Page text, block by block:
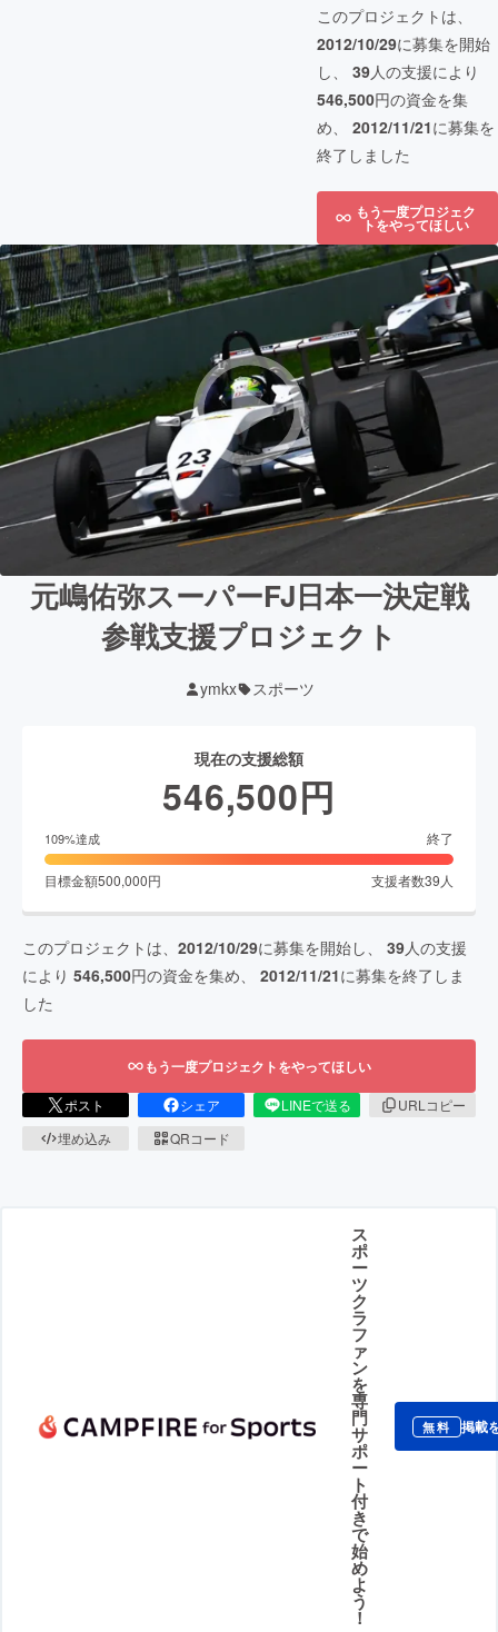
このプロジェクトは、
2012/10/29に募集を開始
し、 39人の支援により
546,500円の資金を集
め、 2012/11/21に募集を
終了しました
もう一度プロジェク
トをやってほしい
元嶋佑弥スーパーFJ日本一決定戦
参戦支援プロジェクト
ymkx スポーツ
現在の支援総額
546,500円
109%達成 終了
目標金額500,000円 支援者数39 人
このプロジェクトは、 2012/10/29に募集を開始し、 39人の支援
により 546,500円の資金を集め、 2012/11/21に募集を終了しま
した
もう一度プロジェクトをやってほしい
ポスト シェア LINEで送る
URLコピー
埋め込み
QRコード
ス
ポ
ー
ツ
ク
ラ
フ
ァ
ン
を
専
門
サ
ポ
ー
ト
付
き
で
始
め
よ
う
！
無料 掲載